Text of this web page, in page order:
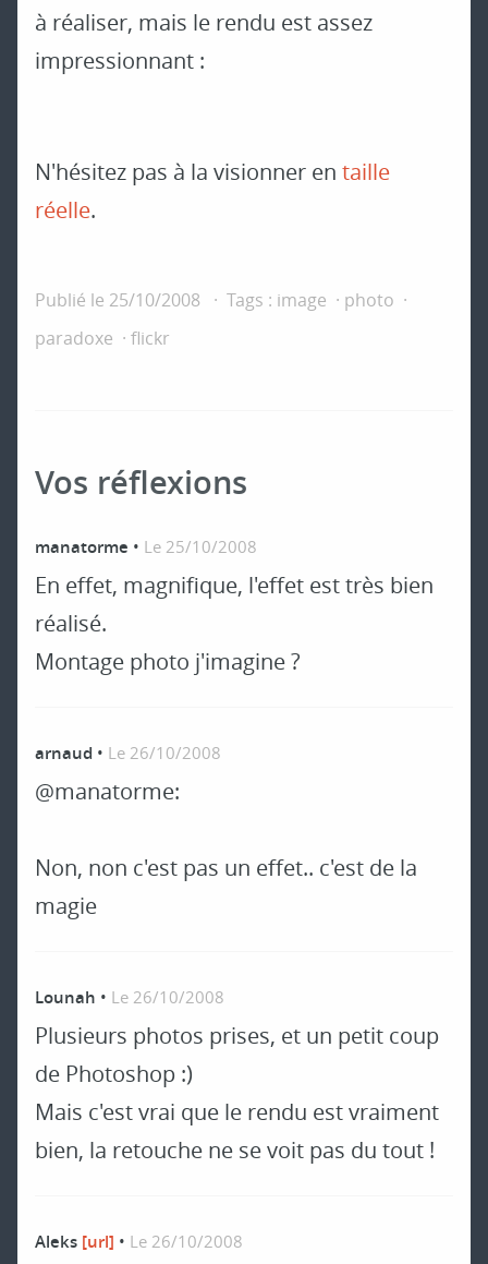
à réaliser, mais le rendu est assez
impressionnant :
N'hésitez pas à la visionner en taille
réelle.
Publié le 25/10/2008 Tags : image
photo
paradoxe
flickr
Vos réflexions
manatorme • Le 25/10/2008
En effet, magnifique, l'effet est très bien
réalisé.
Montage photo j'imagine ?
arnaud • Le 26/10/2008
@manatorme:
Non, non c'est pas un effet.. c'est de la
magie
Lounah • Le 26/10/2008
Plusieurs photos prises, et un petit coup
de Photoshop :)
Mais c'est vrai que le rendu est vraiment
bien, la retouche ne se voit pas du tout !
Aleks [url] • Le 26/10/2008